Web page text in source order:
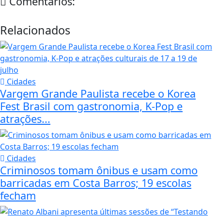
Relacionados
Cidades
Vargem Grande Paulista recebe o Korea
Fest Brasil com gastronomia, K-Pop e
atrações...
Cidades
Criminosos tomam ônibus e usam como
barricadas em Costa Barros; 19 escolas
fecham